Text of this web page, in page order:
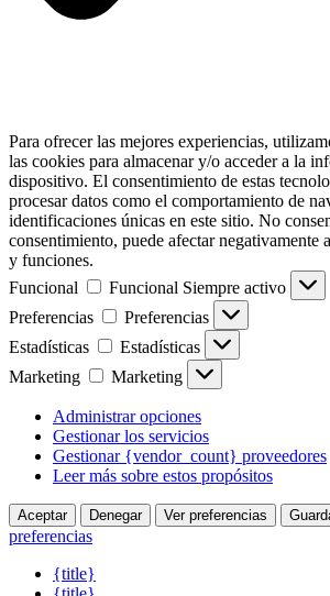
Para ofrecer las mejores experiencias,
las cookies para almacenar y/o acceder a la
dispositivo. El consentimiento de estas
procesar datos como el comportamiento de
identificaciones únicas en este sitio. No
consentimiento, puede afectar negativamente
y funciones.
Funcional
Funcional Siempre activo
Preferencias
Preferencias
Estadísticas
Estadísticas
Marketing
Marketing
Administrar opciones
Gestionar los servicios
Gestionar {vendor_count} proveedores
Leer más sobre estos propósitos
Aceptar Denegar Ver preferencias
preferencias
{title}